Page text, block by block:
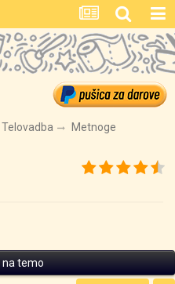
Telovadba Metnoge
na temo